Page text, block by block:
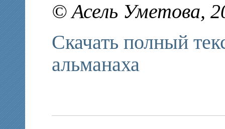
© Асель Уметова,
Скачать полный
альманаха